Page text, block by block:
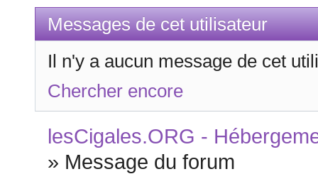
Messages de cet utilisateur
Il n'y a aucun message de cet
Chercher encore
lesCigales.ORG -
» Message du forum